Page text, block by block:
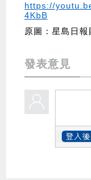
https://
4KbB
原圖：星島日報
發表意見